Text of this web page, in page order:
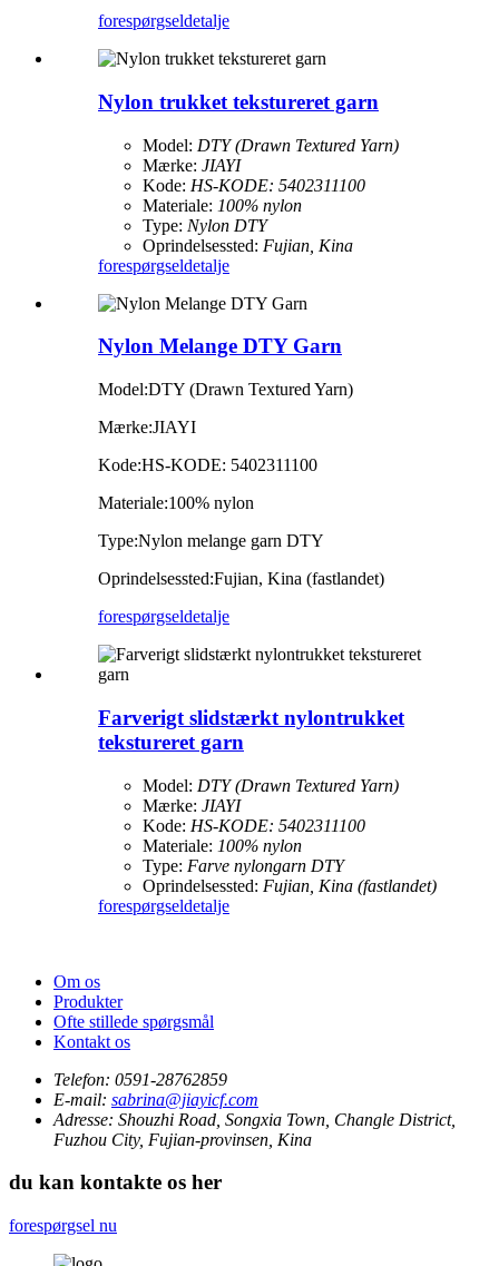
forespørgseldetalje
Nylon trukket tekstureret garn
Model: DTY (Drawn Textured Yarn)
Mærke: JIAYI
Kode: HS-KODE: 5402311100
Materiale: 100% nylon
Type: Nylon DTY
Oprindelsessted: Fujian, Kina
forespørgseldetalje
Nylon Melange DTY Garn
Model:DTY (Drawn Textured Yarn)
Mærke:JIAYI
Kode:HS-KODE: 5402311100
Materiale:100% nylon
Type:Nylon melange garn DTY
Oprindelsessted:Fujian, Kina (fastlandet)
forespørgseldetalje
Farverigt slidstærkt nylontrukket
tekstureret garn
Model: DTY (Drawn Textured Yarn)
Mærke: JIAYI
Kode: HS-KODE: 5402311100
Materiale: 100% nylon
Type: Farve nylongarn DTY
Oprindelsessted: Fujian, Kina (fastlandet)
forespørgseldetalje
Om os
Produkter
Ofte stillede spørgsmål
Kontakt os
Telefon: 0591-28762859
E-mail: sabrina@jiayicf.com
Adresse: Shouzhi Road, Songxia Town, Changle District,
Fuzhou City, Fujian-provinsen, Kina
du kan kontakte os her
forespørgsel nu